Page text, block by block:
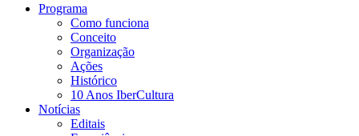
Programa
Como funciona
Conceito
Organização
Ações
Histórico
10 Anos IberCultura
Notícias
Editais